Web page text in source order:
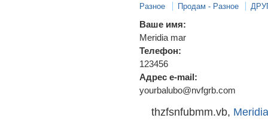
Разное
Продам - Разное
Ваше имя:
Meridia mar
Телефон:
123456
Адрес e-mail:
yourbalubo@nvfgrb.com
thzfsnfubmm.vb,